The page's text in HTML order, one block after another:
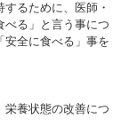
るために、医師・
べる」と言う事につ
安全に食べる」事を
栄養状態の改善につ